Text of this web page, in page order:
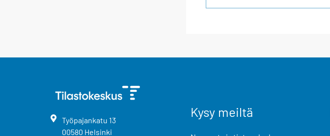
Työpajankatu 13
00580 Helsinki
Kysy meiltä